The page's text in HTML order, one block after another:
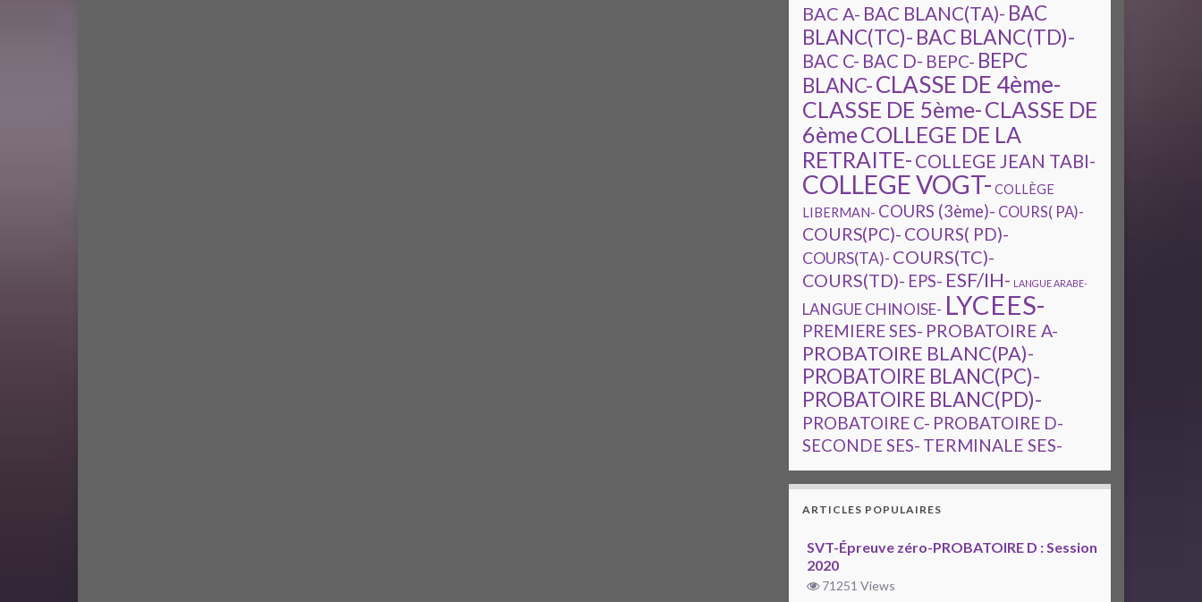
BAC A- BAC BLANC(TA)- BAC
BLANC(TC)- BAC BLANC(TD)-
BAC C- BAC D- BEPC- BEPC
BLANC-CLASSE DE 4ème-
CLASSE DE 5ème-CLASSE DE
6èmeCOLLEGE DE LA
RETRAITE- COLLEGE JEAN TABI-
COLLEGE VOGT- COLLÈGE
LIBERMAN- COURS (3ème)- COURS( PA)-
COURS(PC)- COURS( PD)-
COURS(TA)- COURS(TC)-
COURS(TD)- EPS- ESF/IH- LANGUE ARABE-
LANGUE CHINOISE- LYCEES-
PREMIERE SES- PROBATOIRE A-
PROBATOIRE BLANC(PA)-
PROBATOIRE BLANC(PC)-
PROBATOIRE BLANC(PD)-
PROBATOIRE C- PROBATOIRE D-
SECONDE SES- TERMINALE SES-
ARTICLES POPULAIRES
SVT-Épreuve zéro-PROBATOIRE D : Session
2020
71251 Views